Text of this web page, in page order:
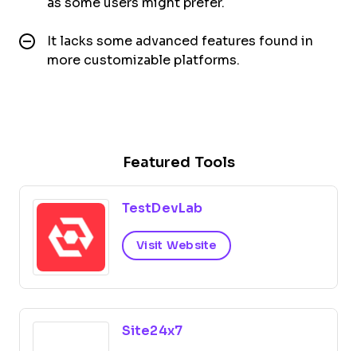
It lacks some advanced features found in
more customizable platforms.
Featured Tools
TestDevLab
Visit Website
Site24x7